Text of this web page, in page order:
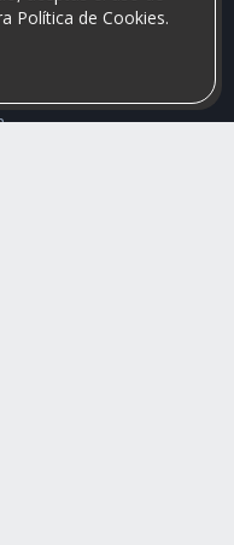
Política de Cookies.
con las que buscan una